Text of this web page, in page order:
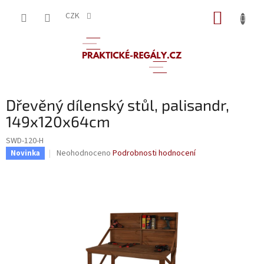
CZK
Dřevěný dílenský stůl, palisandr,
149x120x64cm
SWD-120-H
Novinka
Průměrné
Neohodnoceno Podrobnosti hodnocení